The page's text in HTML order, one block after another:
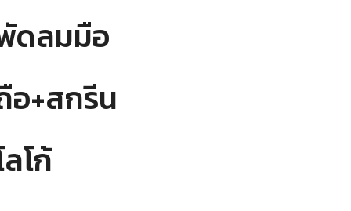
ดลมมือ
อ+สกรีน
ลโก้